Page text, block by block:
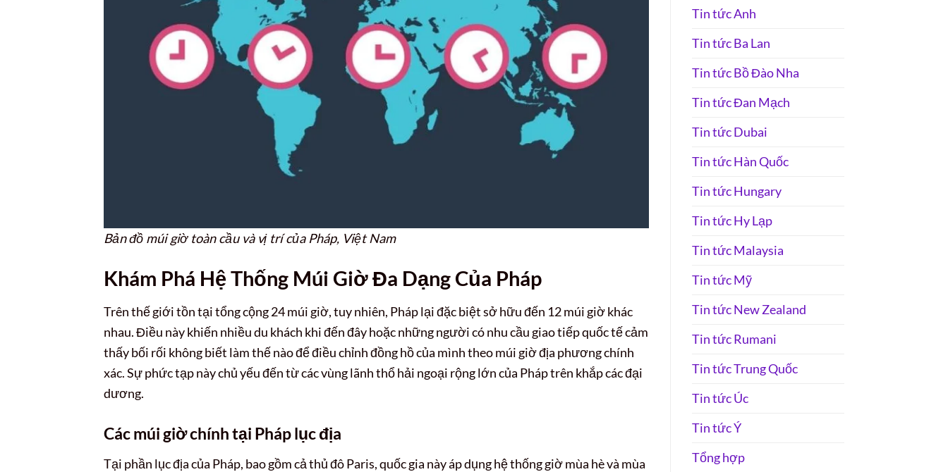
Bản đồ múi giờ toàn cầu và vị trí của Pháp, Việt Nam
Khám Phá Hệ Thống Múi Giờ Đa Dạng Của Pháp
Trên thế giới tồn tại tổng cộng 24 múi giờ, tuy nhiên, Pháp lại đặc biệt sở hữu đến 12 múi giờ khác
nhau. Điều này khiến nhiều du khách khi đến đây hoặc những người có nhu cầu giao tiếp quốc tế cảm
thấy bối rối không biết làm thế nào để điều chỉnh đồng hồ của mình theo múi giờ địa phương chính
xác. Sự phức tạp này chủ yếu đến từ các vùng lãnh thổ hải ngoại rộng lớn của Pháp trên khắp các đại
dương.
Các múi giờ chính tại Pháp lục địa
Tại phần lục địa của Pháp, bao gồm cả thủ đô Paris, quốc gia này áp dụng hệ thống giờ mùa hè và mùa
Tin tức Anh
Tin tức Ba Lan
Tin tức Bồ Đào Nha
Tin tức Đan Mạch
Tin tức Dubai
Tin tức Hàn Quốc
Tin tức Hungary
Tin tức Hy Lạp
Tin tức Malaysia
Tin tức Mỹ
Tin tức New Zealand
Tin tức Rumani
Tin tức Trung Quốc
Tin tức Úc
Tin tức Ý
Tổng hợp